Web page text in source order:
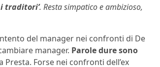
traditori’. Resta simpatico e ambizioso,
del manager nei confronti di De
manager. Parole dure sono
Forse nei confronti dell’ex